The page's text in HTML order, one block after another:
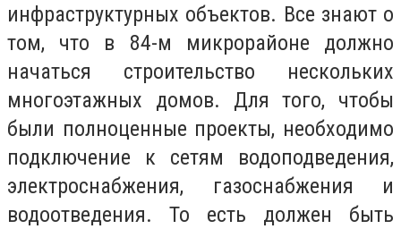
инфраструктурных объектов. Все знают о
том, что в 84-м микрорайоне должно
начаться строительство нескольких
многоэтажных домов. Для того, чтобы
были полноценные проекты, необходимо
подключение к сетям водоподведения,
электроснабжения, газоснабжения и
водоотведения. То есть должен быть